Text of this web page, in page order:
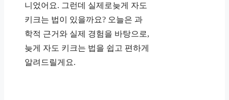
니었어요. 그런데 실제로늦게 자도
키크는 법이 있을까요? 오늘은 과
학적 근거와 실제 경험을 바탕으로,
늦게 자도 키크는 법을 쉽고 편하게
알려드릴게요.